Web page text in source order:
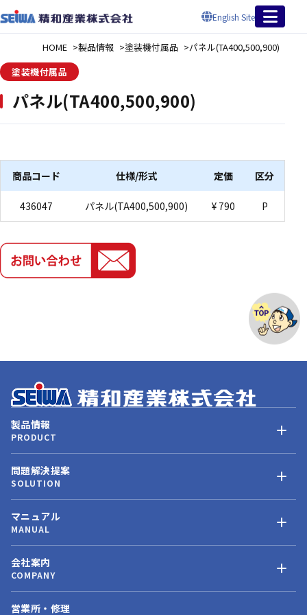
English Site
HOME 製品情報 塗装機付属品
パネル(TA400,500,900)
塗装機付属品
パネル(TA400,500,900)
商品コード 仕様/形式 定価 区分
436047 パネル(TA400,500,900) ¥ 790 P
製品情報
PRODUCT
問題解決提案
SOLUTION
マニュアル
MANUAL
会社案内
COMPANY
営業所・修理